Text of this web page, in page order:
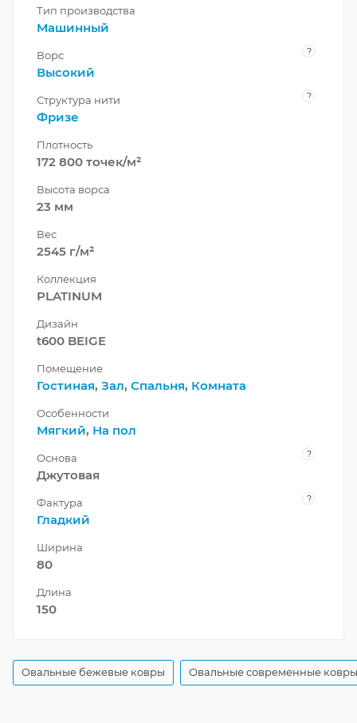
Тип производства
Машинный
Ворс ?
Высокий
Структура нити ?
Фризе
Плотность
172 800 точек/м²
Высота ворса
23 мм
Вес
2545 г/м²
Коллекция
PLATINUM
Дизайн
t600 BEIGE
Помещение
Гостиная, Зал, Спальня, Комната
Особенности
Мягкий, На пол
Основа ?
Джутовая
Фактура ?
Гладкий
Ширина
80
Длина
150
Овальные бежевые ковры Овальные современные ковры